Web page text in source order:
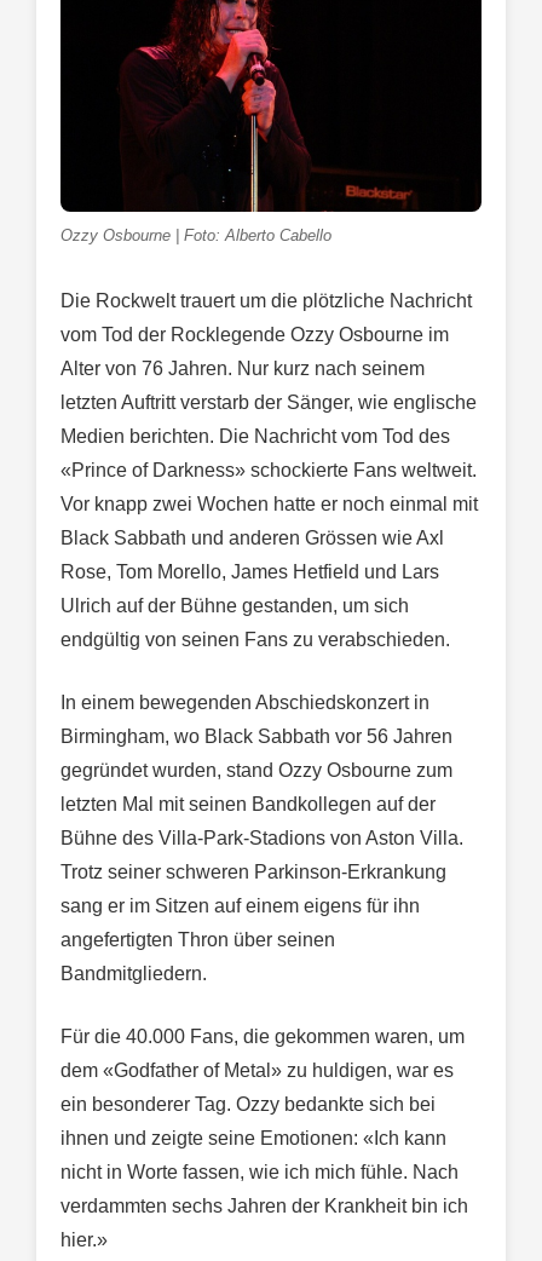
Ozzy Osbourne | Foto: Alberto Cabello
Die Rockwelt trauert um die plötzliche Nachricht
vom Tod der Rocklegende Ozzy Osbourne im
Alter von 76 Jahren. Nur kurz nach seinem
letzten Auftritt verstarb der Sänger, wie englische
Medien berichten. Die Nachricht vom Tod des
«Prince of Darkness» schockierte Fans weltweit.
Vor knapp zwei Wochen hatte er noch einmal mit
Black Sabbath und anderen Grössen wie Axl
Rose, Tom Morello, James Hetfield und Lars
Ulrich auf der Bühne gestanden, um sich
endgültig von seinen Fans zu verabschieden.
In einem bewegenden Abschiedskonzert in
Birmingham, wo Black Sabbath vor 56 Jahren
gegründet wurden, stand Ozzy Osbourne zum
letzten Mal mit seinen Bandkollegen auf der
Bühne des Villa-Park-Stadions von Aston Villa.
Trotz seiner schweren Parkinson-Erkrankung
sang er im Sitzen auf einem eigens für ihn
angefertigten Thron über seinen
Bandmitgliedern.
Für die 40.000 Fans, die gekommen waren, um
dem «Godfather of Metal» zu huldigen, war es
ein besonderer Tag. Ozzy bedankte sich bei
ihnen und zeigte seine Emotionen: «Ich kann
nicht in Worte fassen, wie ich mich fühle. Nach
verdammten sechs Jahren der Krankheit bin ich
hier.»